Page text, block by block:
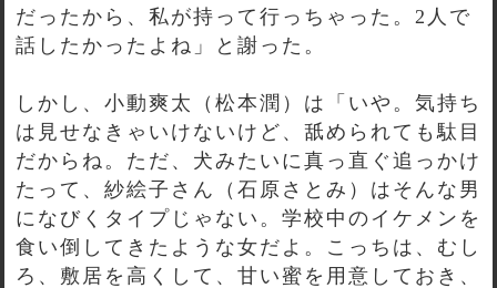
だったから、私が持って行っちゃった。2人で
話したかったよね」と謝った。
しかし、小動爽太（松本潤）は「いや。気持ち
は見せなきゃいけないけど、舐められても駄目
だからね。ただ、犬みたいに真っ直ぐ追っかけ
たって、紗絵子さん（石原さとみ）はそんな男
になびくタイプじゃない。学校中のイケメンを
食い倒してきたような女だよ。こっちは、むし
ろ、敷居を高くして、甘い蜜を用意しておき、